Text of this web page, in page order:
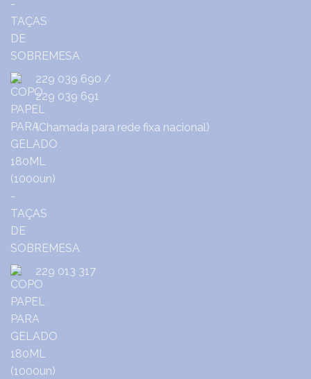
229 039 690 /
229 039 691
(Chamada para rede fixa nacional)
229 013 317